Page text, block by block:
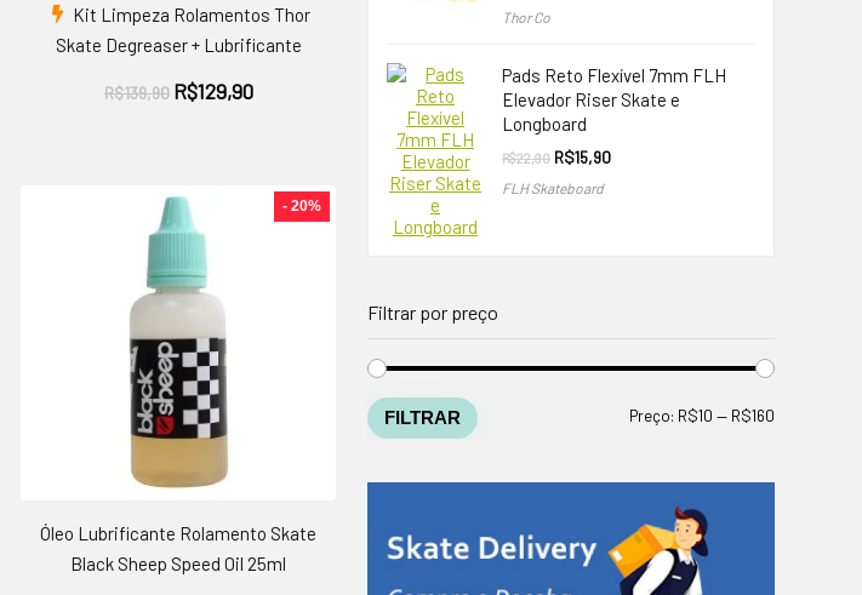
Kit Limpeza Rolamentos Thor
Skate Degreaser + Lubrificante
R$139,90 O
R$129,90O
R$129,90.
- 20%
Óleo Lubrificante Rolamento Skate
Black Sheep Speed Oil 25ml
Thor Co
Pads Reto Flexível 7mm FLH
Elevador Riser Skate e
Longboard
R$22,90 O
original
R$15,90O
FLH Skateboard
Filtrar por preço
FILTRAR Preço: R$10 — R$160